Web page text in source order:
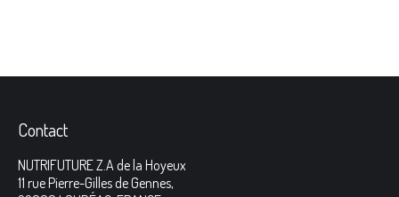
Contact
NUTRIFUTURE Z.A de la Hoyeux
11 rue Pierre-Gilles de Gennes,